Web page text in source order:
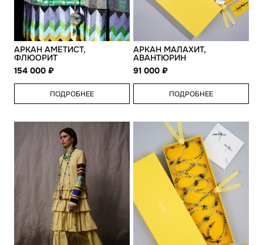
АРКАН АМЕТИСТ,
ФЛЮОРИТ
154 000
ПОДРОБНЕЕ
АРКАН МАЛАХИТ,
АВАНТЮРИН
91 000
ПОДРОБНЕЕ